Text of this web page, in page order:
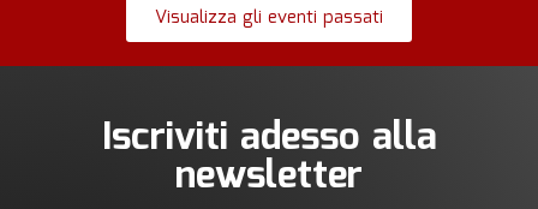
Visualizza gli eventi passati
Iscriviti adesso alla
newsletter